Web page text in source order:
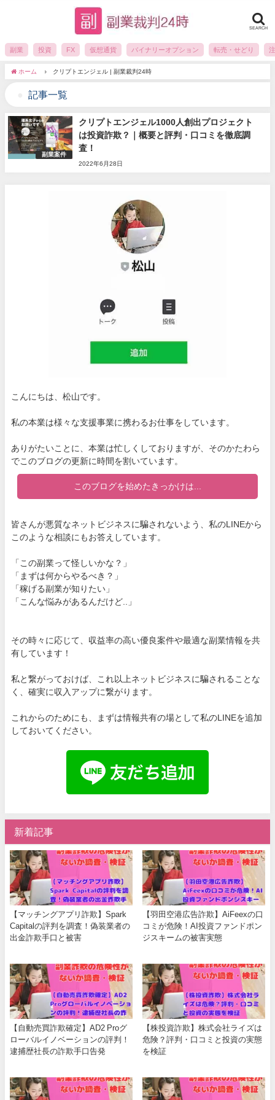
SEARCH
副業 投資 FX 仮想通貨 バイナリーオプション 転売・せどり
ホーム クリプトエンジェル | 副業裁判24時
記事一覧
副業案件
クリプトエンジェル1000人創出プロジェクト
は投資詐欺？｜概要と評判・口コミを徹底調
査！
2022年6月28日
こんにちは、松山です。
私の本業は様々な支援事業に携わるお仕事をしています。
ありがたいことに、本業は忙しくしておりますが、そのかたわら
でこのブログの更新に時間を割いています。
このブログを始めたきっかけは...
皆さんが悪質なネットビジネスに騙されないよう、私のLINEから
このような相談にもお答えしています。
「この副業って怪しいかな？」
「まずは何からやるべき？」
「稼げる副業が知りたい」
「こんな悩みがあるんだけど..」
その時々に応じて、収益率の高い優良案件や最適な副業情報を共
有しています！
私と繋がっておけば、これ以上ネットビジネスに騙されることな
く、確実に収入アップに繋がります。
これからのためにも、まずは情報共有の場として私のLINEを追加
しておいてください。
新着記事
【マッチングアプリ詐欺】Spark
Capitalの評判を調査！偽装業者の
出金詐欺手口と被害
【羽田空港広告詐欺】AiFeexの口
コミが危険！AI投資ファンドポン
ジスキームの被害実態
【自動売買詐欺確定】AD2 Proグ
ローバルイノベーションの評判！
逮捕歴社長の詐欺手口告発
【株投資詐欺】株式会社ライズは
危険？評判・口コミと投資の実態
を検証